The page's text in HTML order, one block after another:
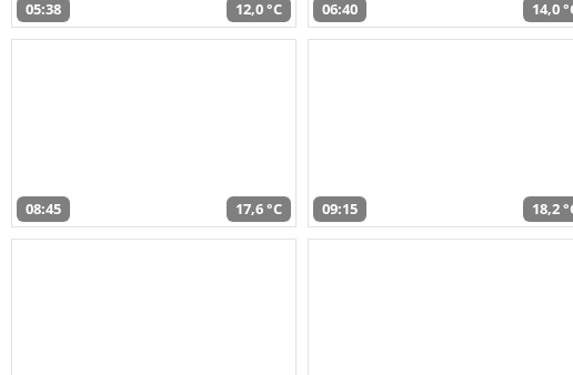
05:38 12,0 °C 06:40 14,0
08:45 17,6 °C 09:15 18,2